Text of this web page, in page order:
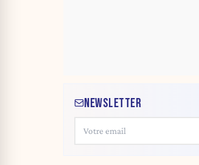
NEWSLETTER